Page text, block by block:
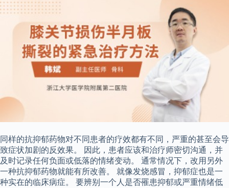
同样的抗抑郁药物对不同患者的疗效都有不同，严重的甚至会导
致症状加剧的反效果。 因此，患者应该和治疗师密切沟通，并
及时记录任何负面或低落的情绪变动。 通常情况下，改用另外
一种抗抑郁药物就能有所改善。 就像发烧感冒，抑郁症也是一
种实在的临床病症。 要辨别一个人是否罹患抑郁或严重情绪低